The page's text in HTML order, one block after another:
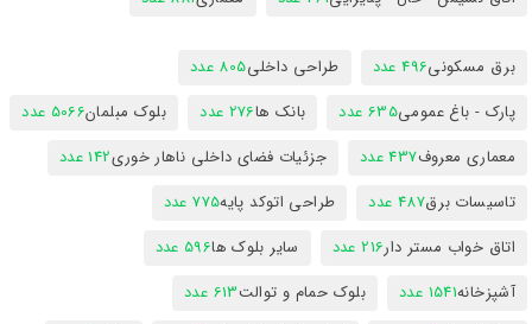
برق مسکونی496 عدد طراحی داخلی805 عدد
پارک - باغ عمومی635 عدد بانک ها276 عدد بلوک مبلمان5066 عدد
معماری معروف437 عدد جزئیات فضای داخلی ناهار خوری142 عدد
تاسیسات برق487 عدد طراحی اتوکد پایه775 عدد
اتاق خواب مستر دار216 عدد سایر بلوک ها596 عدد
آشپزخانه1541 عدد بلوک حمام و توالت613 عدد